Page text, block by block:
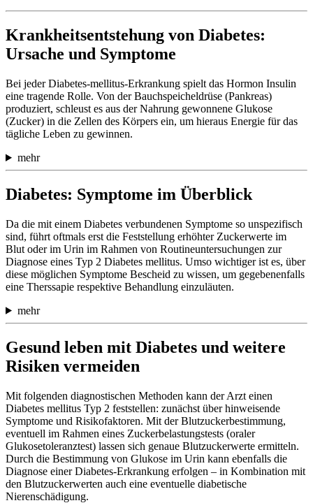
Krankheitsentstehung von Diabetes:
Ursache und Symptome
Bei jeder Diabetes-mellitus-Erkrankung spielt das Hormon Insulin
eine tragende Rolle. Von der Bauchspeicheldrüse (Pankreas)
produziert, schleust es aus der Nahrung gewonnene Glukose
(Zucker) in die Zellen des Körpers ein, um hieraus Energie für das
tägliche Leben zu gewinnen.
mehr
Diabetes: Symptome im Überblick
Da die mit einem Diabetes verbundenen Symptome so unspezifisch
sind, führt oftmals erst die Feststellung erhöhter Zuckerwerte im
Blut oder im Urin im Rahmen von Routineuntersuchungen zur
Diagnose eines Typ 2 Diabetes mellitus. Umso wichtiger ist es, über
diese möglichen Symptome Bescheid zu wissen, um gegebenenfalls
eine Therssapie respektive Behandlung einzuläuten.
mehr
Gesund leben mit Diabetes und weitere
Risiken vermeiden
Mit folgenden diagnostischen Methoden kann der Arzt einen
Diabetes mellitus Typ 2 feststellen: zunächst über hinweisende
Symptome und Risikofaktoren. Mit der Blutzuckerbestimmung,
eventuell im Rahmen eines Zuckerbelastungstests (oraler
Glukosetoleranztest) lassen sich genaue Blutzuckerwerte ermitteln.
Durch die Bestimmung von Glukose im Urin kann ebenfalls die
Diagnose einer Diabetes-Erkrankung erfolgen – in Kombination mit
den Blutzuckerwerten auch eine eventuelle diabetische
Nierenschädigung.